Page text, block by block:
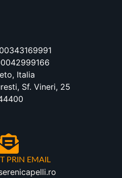
Italia
Sf. Vineri, 25
PRIN EMAIL